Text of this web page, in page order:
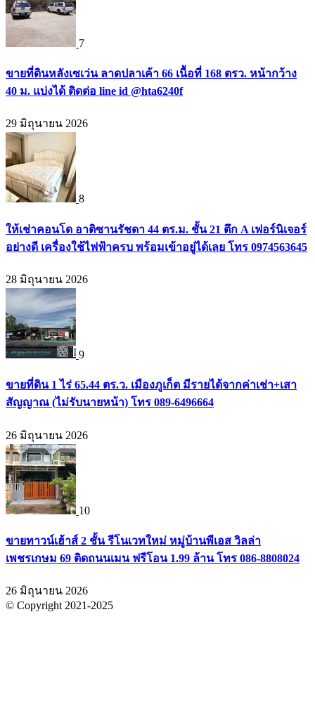
7
ขายที่ดินหลังเซเว่น ลาดปลาเค้า 66 เนื้อที่ 168 ตรว. หน้ากว้าง
40 ม. แบ่งได้ ติดต่อ line id @hta6240f
29 มิถุนายน 2026
8
ให้เช่าคอนโด อาติซานรัชดา 44 ตร.ม. ชั้น 21 ตึก A เฟอร์นิเจอร์
อย่างดี เครื่องใช้ไฟฟ้าครบ พร้อมเข้าอยู่ได้เลย โทร 0974563645
28 มิถุนายน 2026
9
ขายที่ดิน 1 ไร่ 65.44 ตร.ว. เมืองภูเก็ต มีรายได้จากค่าเช่า+เสา
สัญญาณ (ไม่รับนายหน้า) โทร 089-6496664
26 มิถุนายน 2026
10
ขายทาวน์เฮ้าส์ 2 ชั้น รีโนเวทใหม่ หมู่บ้านพีเอส วิลล่า
เพชรเกษม 69 ติดถนนเมน ฟรีโอน 1.99 ล้าน โทร 086-8808024
26 มิถุนายน 2026
© Copyright 2021-2025